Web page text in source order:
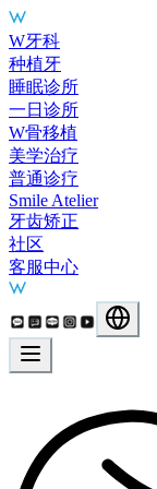
Main Services
W牙科
种植牙
睡眠诊所
一日诊所
W骨移植
美学治疗
普通诊疗
Smile Atelier
牙齿矫正
社区
客服中心